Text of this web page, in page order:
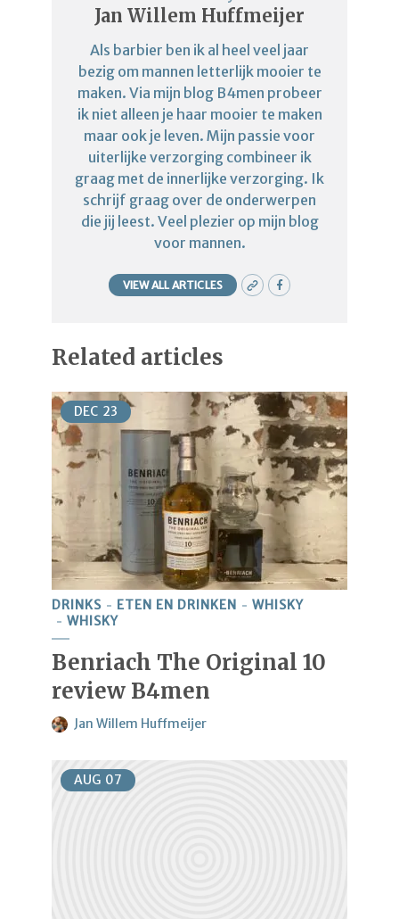
Jan Willem Huffmeijer
Als barbier ben ik al heel veel jaar
bezig om mannen letterlijk mooier te
maken. Via mijn blog B4men probeer
ik niet alleen je haar mooier te maken
maar ook je leven. Mijn passie voor
uiterlijke verzorging combineer ik
graag met de innerlijke verzorging. Ik
schrijf graag over de onderwerpen
die jij leest. Veel plezier op mijn blog
voor mannen.
VIEW ALL ARTICLES
Related articles
DEC 23
DRINKS ETEN EN DRINKEN
WHISKY
WHISKY
Benriach The Original 10
review B4men
Jan Willem Huffmeijer
AUG 07